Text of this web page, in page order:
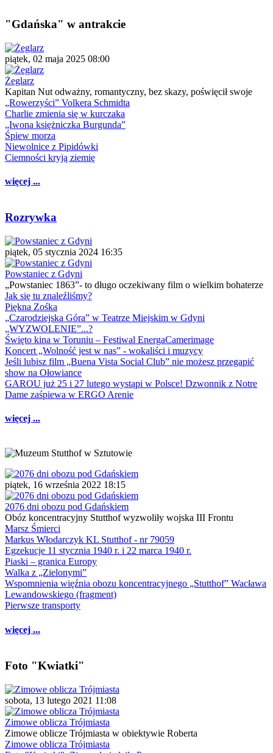
"Gdańska" w antrakcie
piątek, 02 maja 2025 08:00
Żeglarz
Kapitan Nut odważny, romantyczny, bez skazy, poświęcił swoje
„Rowerzyści” Volkera Schmidta
Charlie zmienia się w kurczaka
„Iwona księżniczka Burgunda”
Śpiew morza
Niewolnice z Pipidówki
Ciemności kryją ziemię
więcej ...
Rozrywka
piątek, 05 stycznia 2024 16:35
Powstaniec z Gdyni
„Powstaniec 1863”- to długo oczekiwany film o wielkim bohaterze
Jak się tu znaleźliśmy?
Piękna Zośka
„Czarodziejska Góra” w Teatrze Miejskim w Gdyni
„WYZWOLENIE”...?
Święto kina w Toruniu – Festiwal EnergaCamerimage
Koncert „Wolność jest w nas” - wokaliści i muzycy
Jeśli lubisz film „Buena Vista Social Club” nie możesz przegapić
show na Ołowiance
GAROU już 25 i 27 lutego wystąpi w Polsce! Dzwonnik z Notre
Dame zaśpiewa w ERGO Arenie
więcej ...
piątek, 16 września 2022 18:15
2076 dni obozu pod Gdańskiem
Obóz koncentracyjny Stutthof wyzwoliły wojska III Frontu
Marsz Śmierci
Markus Włodarczyk KL Stutthof - nr 79059
Egzekucje 11 stycznia 1940 r. i 22 marca 1940 r.
Piaski – granica Europy
Walka z „Zielonymi”
Wspomnienia więźnia obozu koncentracyjnego „Stutthof” Wacława
Lewandowskiego (fragment)
Pierwsze transporty
więcej ...
Foto "Kwiatki"
sobota, 13 lutego 2021 11:08
Zimowe oblicza Trójmiasta
Zimowe oblicze Trójmiasta w obiektywie Roberta
Zimowe oblicza Trójmiasta